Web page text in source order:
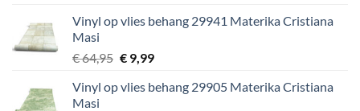
was:
is:
Vinyl op vlies behang 29941 Materika Cristiana
Masi
€64,95 Oorspronkelijke
was:
€9,99Huidige
is:
Vinyl op vlies behang 29905 Materika Cristiana
Masi